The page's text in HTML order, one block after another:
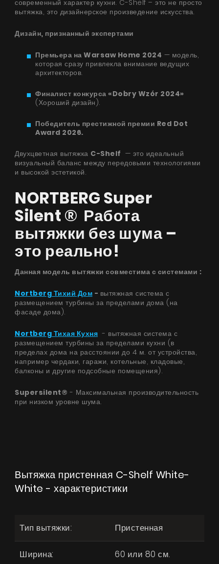
Продукты
Страница дизайнера
Техническая поддержка
Виртуальный салон
Галерея
Сотрудничество
Контакты
UA|RU
современный характер кухни. C-Shelf – это не просто
вытяжка, это дизайнерское произведение искусства.
Дизайн, признанный экспертами
Премьера на Warsaw Home 2024 — модель,
которая сразу привлекла внимание ведущих
архитекторов.
Финалист конкурса «Dobry Wzór 2024»
(Хороший дизайн).
Победитель престижной премии Red Dot
Award 2026.
Двухцветная вытяжка C-Shelf — это идеальный
визуальный баланс между передовыми технологиями
и высокой эстетикой.
NORTBERG Super
Silent ® Работа
вытяжки без шума –
это реально!
Данная модель вытяжки совместима с системами ​:
Nortberg Тихий Дом - вытяжная система с
размещением турбины за пределами дома (на
фасаде дома).
Nortberg Тихая Кухня - вытяжная система с
размещением турбины за пределами кухни (в
пределах дома на расстоянии до 4 м. от устройства,
например чердаки, гаражи, котельные, кладовые,
балконы и другие подсобные помещения).
Supersilent® - Максимальная производительность
при низком уровне шума.
Вытяжка пристенная C-Shelf White-
White - характеристики
Тип вытяжки: Пристенная
Ширина: 60 или 80 см.